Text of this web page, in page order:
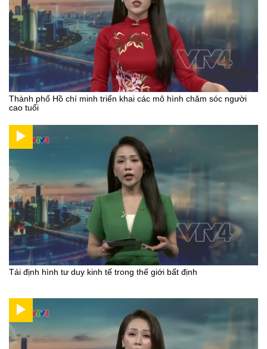
Thành phố Hồ chí minh triển khai các mô hình chăm sóc người
cao tuổi
Tái định hình tư duy kinh tế trong thế giới bất định